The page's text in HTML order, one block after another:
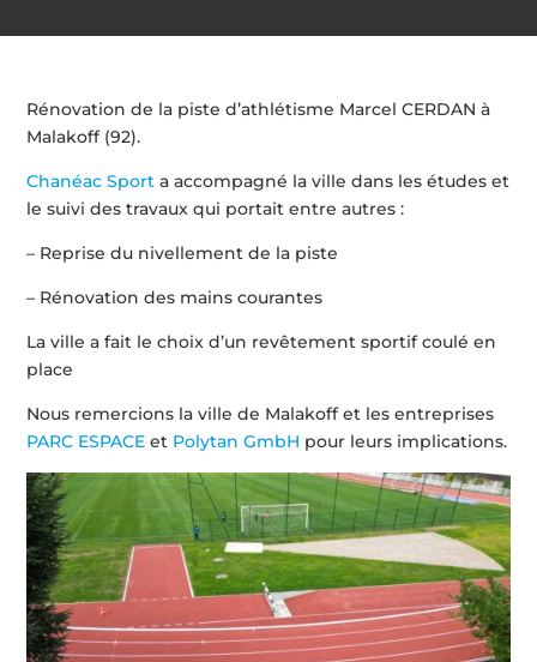
Rénovation de la piste d’athlétisme Marcel CERDAN à
Malakoff (92).
Chanéac Sport a accompagné la ville dans les études et
le suivi des travaux qui portait entre autres :
– Reprise du nivellement de la piste
– Rénovation des mains courantes
La ville a fait le choix d’un revêtement sportif coulé en
place
Nous remercions la ville de Malakoff et les entreprises
PARC ESPACE et Polytan GmbH pour leurs implications.